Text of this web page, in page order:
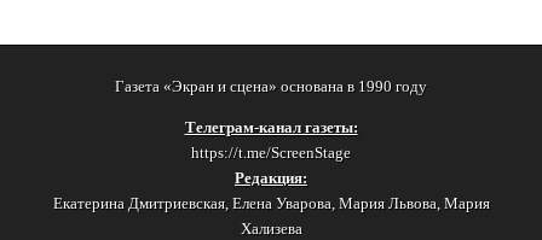
Газета «Экран и сцена» основана в 1990 году
Телеграм-канал газеты:
https://t.me/ScreenStage
Редакция:
Екатерина Дмитриевская, Елена Уварова, Мария Львова, Мария
Хализева